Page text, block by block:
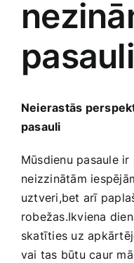
Medicīnas preces
Mobilie telefoni,
Preces birojam
Preces
pasauli
Neierastās
pasauli
Mūsdienu pasaule
⁣neizzinātām
uztveri,bet arī
robežas.Ikviena
skatīties‌ uz
vai tas ‍būtu caur